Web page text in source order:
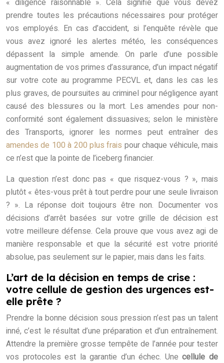
« diligence raisonnable ». Cela signifie que vous devez
prendre toutes les précautions nécessaires pour protéger
vos employés. En cas d’accident, si l’enquête révèle que
vous avez ignoré les alertes météo, les conséquences
dépassent la simple amende. On parle d’une possible
augmentation de vos primes d’assurance, d’un impact négatif
sur votre cote au programme PECVL et, dans les cas les
plus graves, de poursuites au criminel pour négligence ayant
causé des blessures ou la mort. Les amendes pour non-
conformité sont également dissuasives; selon le ministère
des Transports, ignorer les normes peut entraîner des
amendes de 100 à 200 plus frais pour chaque véhicule, mais
ce n’est que la pointe de l’iceberg financier.
La question n’est donc pas « que risquez-vous ? », mais
plutôt « êtes-vous prêt à tout perdre pour une seule livraison
? ». La réponse doit toujours être non. Documenter vos
décisions d’arrêt basées sur votre grille de décision est
votre meilleure défense. Cela prouve que vous avez agi de
manière responsable et que la sécurité est votre priorité
absolue, pas seulement sur le papier, mais dans les faits.
L’art de la décision en temps de crise :
votre cellule de gestion des urgences est-
elle prête ?
Prendre la bonne décision sous pression n’est pas un talent
inné, c’est le résultat d’une préparation et d’un entraînement.
Attendre la première grosse tempête de l’année pour tester
vos protocoles est la garantie d’un échec. Unecellule de